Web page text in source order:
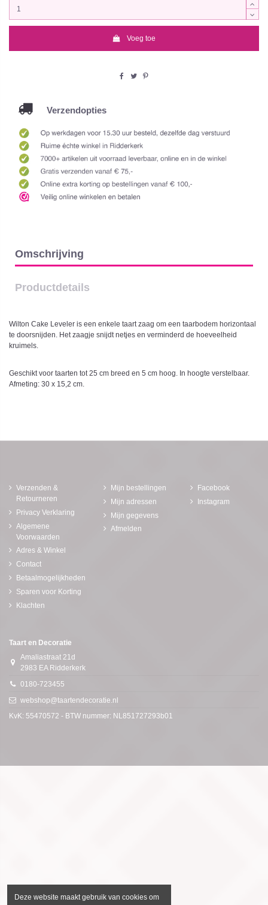
Voeg toe
Verzendopties
Omschrijving
Productdetails
Wilton Cake Leveler is een enkele taart zaag om een taarbodem horizontaal
te doorsnijden. Het zaagje snijdt netjes en verminderd de hoeveelheid
kruimels.
Geschikt voor taarten tot 25 cm breed en 5 cm hoog. In hoogte verstelbaar.
Afmeting: 30 x 15,2 cm.
Verzenden &
Retourneren
Privacy Verklaring
Algemene
Voorwaarden
Adres & Winkel
Contact
Betaalmogelijkheden
Sparen voor Korting
Klachten
Mijn bestellingen
Mijn adressen
Mijn gegevens
Afmelden
Facebook
Instagram
Taart en Decoratie
Amaliastraat 21d
2983 EA Ridderkerk
0180-723455
webshop@taartendecoratie.nl
KvK: 55470572 - BTW nummer: NL851727293b01
Deze website maakt gebruik van cookies om